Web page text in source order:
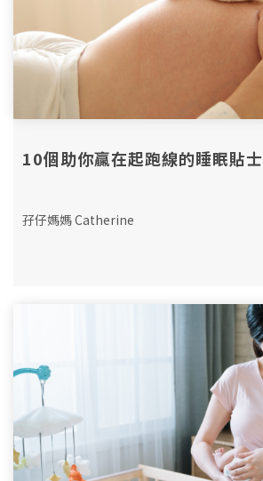
10個助你贏在起跑線的睡眠貼士
孖仔媽媽 Catherine